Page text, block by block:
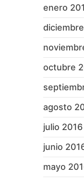
enero
octubre
agosto
julio 2016
junio
mayo